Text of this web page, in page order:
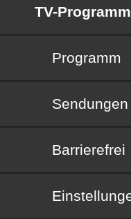
TV-Programm
Programm
Sendungen
Sendungen
Barrierefrei
Barrierefrei